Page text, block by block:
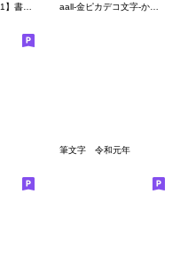
aall-金ピカデコ文字-かなカナ
筆文字 令和元年